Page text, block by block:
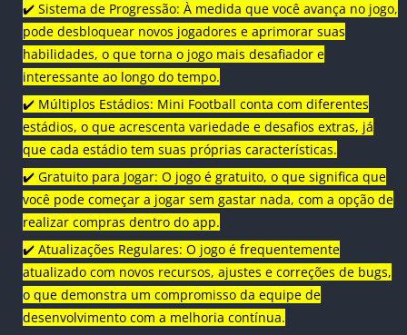
✔️ Sistema de Progressão: À medida que você avança no jogo,
pode desbloquear novos jogadores e aprimorar suas
habilidades, o que torna o jogo mais desafiador e
interessante ao longo do tempo.
✔️ Múltiplos Estádios: Mini Football conta com diferentes
estádios, o que acrescenta variedade e desafios extras, já
que cada estádio tem suas próprias características.
✔️ Gratuito para Jogar: O jogo é gratuito, o que significa que
você pode começar a jogar sem gastar nada, com a opção de
realizar compras dentro do app.
✔️ Atualizações Regulares: O jogo é frequentemente
atualizado com novos recursos, ajustes e correções de bugs,
o que demonstra um compromisso da equipe de
desenvolvimento com a melhoria contínua.